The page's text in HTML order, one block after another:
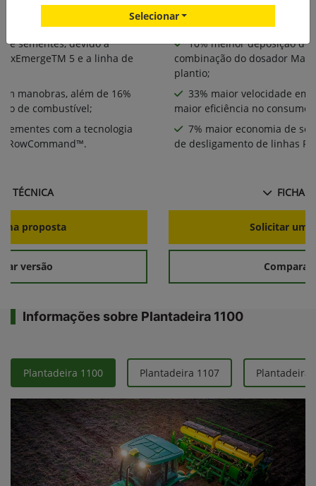
no controle da deposição de
sementes, devido à
5 e a linha de
manobras, além de 16%
de combustível;
com a tecnologia
RowCommand™.
TÉCNICA
proposta
versão
Excelente performance
sementes e fertilizante
10% melhor deposição de
combinação do dosador
plantio;
33% maior velocidade em
maior eficiência no consumo
7% maior economia de
de desligamento de linhas
FICHA
Solicitar
Comparar
Informações sobre Plantadeira 1100
Plantadeira 1100 Plantadeira 1107 Plantadeira
Selecionar